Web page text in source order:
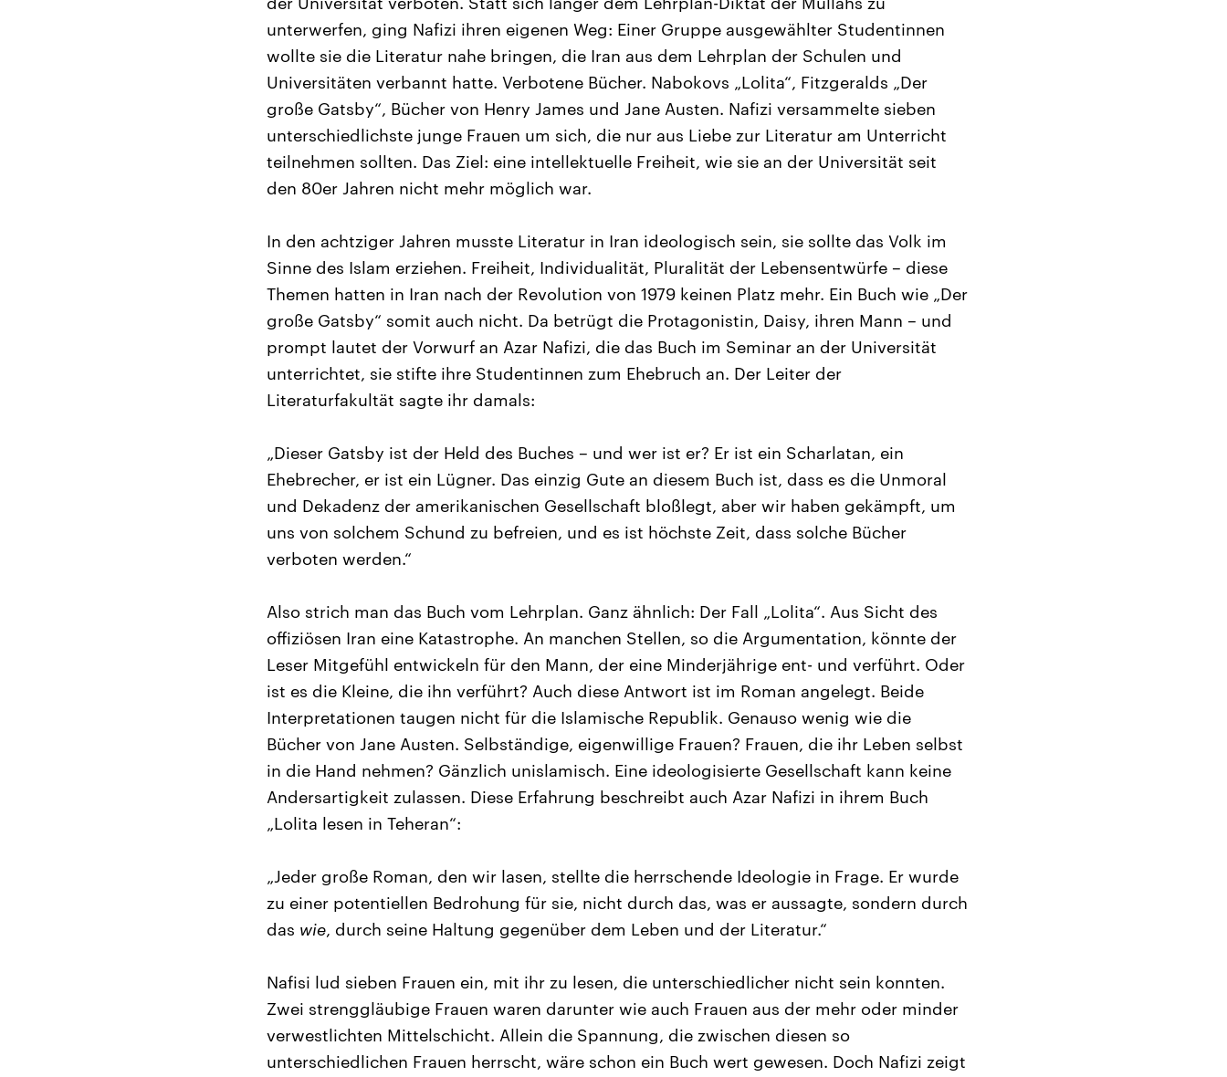
unterwerfen, ging Nafizi ihren eigenen Weg: Einer Gruppe ausgewählter Studentinnen
wollte sie die Literatur nahe bringen, die Iran aus dem Lehrplan der Schulen und
Universitäten verbannt hatte. Verbotene Bücher. Nabokovs „Lolita“, Fitzgeralds „Der
große Gatsby“, Bücher von Henry James und Jane Austen. Nafizi versammelte sieben
unterschiedlichste junge Frauen um sich, die nur aus Liebe zur Literatur am Unterricht
teilnehmen sollten. Das Ziel: eine intellektuelle Freiheit, wie sie an der Universität seit
den 80er Jahren nicht mehr möglich war.
In den achtziger Jahren musste Literatur in Iran ideologisch sein, sie sollte das Volk im
Sinne des Islam erziehen. Freiheit, Individualität, Pluralität der Lebensentwürfe – diese
Themen hatten in Iran nach der Revolution von 1979 keinen Platz mehr. Ein Buch wie „Der
große Gatsby“ somit auch nicht. Da betrügt die Protagonistin, Daisy, ihren Mann – und
prompt lautet der Vorwurf an Azar Nafizi, die das Buch im Seminar an der Universität
unterrichtet, sie stifte ihre Studentinnen zum Ehebruch an. Der Leiter der
Literaturfakultät sagte ihr damals:
„Dieser Gatsby ist der Held des Buches – und wer ist er? Er ist ein Scharlatan, ein
Ehebrecher, er ist ein Lügner. Das einzig Gute an diesem Buch ist, dass es die Unmoral
und Dekadenz der amerikanischen Gesellschaft bloßlegt, aber wir haben gekämpft, um
uns von solchem Schund zu befreien, und es ist höchste Zeit, dass solche Bücher
verboten werden.“
Also strich man das Buch vom Lehrplan. Ganz ähnlich: Der Fall „Lolita“. Aus Sicht des
offiziösen Iran eine Katastrophe. An manchen Stellen, so die Argumentation, könnte der
Leser Mitgefühl entwickeln für den Mann, der eine Minderjährige ent- und verführt. Oder
ist es die Kleine, die ihn verführt? Auch diese Antwort ist im Roman angelegt. Beide
Interpretationen taugen nicht für die Islamische Republik. Genauso wenig wie die
Bücher von Jane Austen. Selbständige, eigenwillige Frauen? Frauen, die ihr Leben selbst
in die Hand nehmen? Gänzlich unislamisch. Eine ideologisierte Gesellschaft kann keine
Andersartigkeit zulassen. Diese Erfahrung beschreibt auch Azar Nafizi in ihrem Buch
„Lolita lesen in Teheran“:
„Jeder große Roman, den wir lasen, stellte die herrschende Ideologie in Frage. Er wurde
zu einer potentiellen Bedrohung für sie, nicht durch das, was er aussagte, sondern durch
das wie, durch seine Haltung gegenüber dem Leben und der Literatur.“
Nafisi lud sieben Frauen ein, mit ihr zu lesen, die unterschiedlicher nicht sein konnten.
Zwei strenggläubige Frauen waren darunter wie auch Frauen aus der mehr oder minder
verwestlichten Mittelschicht. Allein die Spannung, die zwischen diesen so
unterschiedlichen Frauen herrscht, wäre schon ein Buch wert gewesen. Doch Nafizi zeigt